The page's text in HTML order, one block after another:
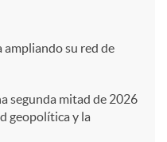
su red de
segunda mitad de 2026
geopolítica y la